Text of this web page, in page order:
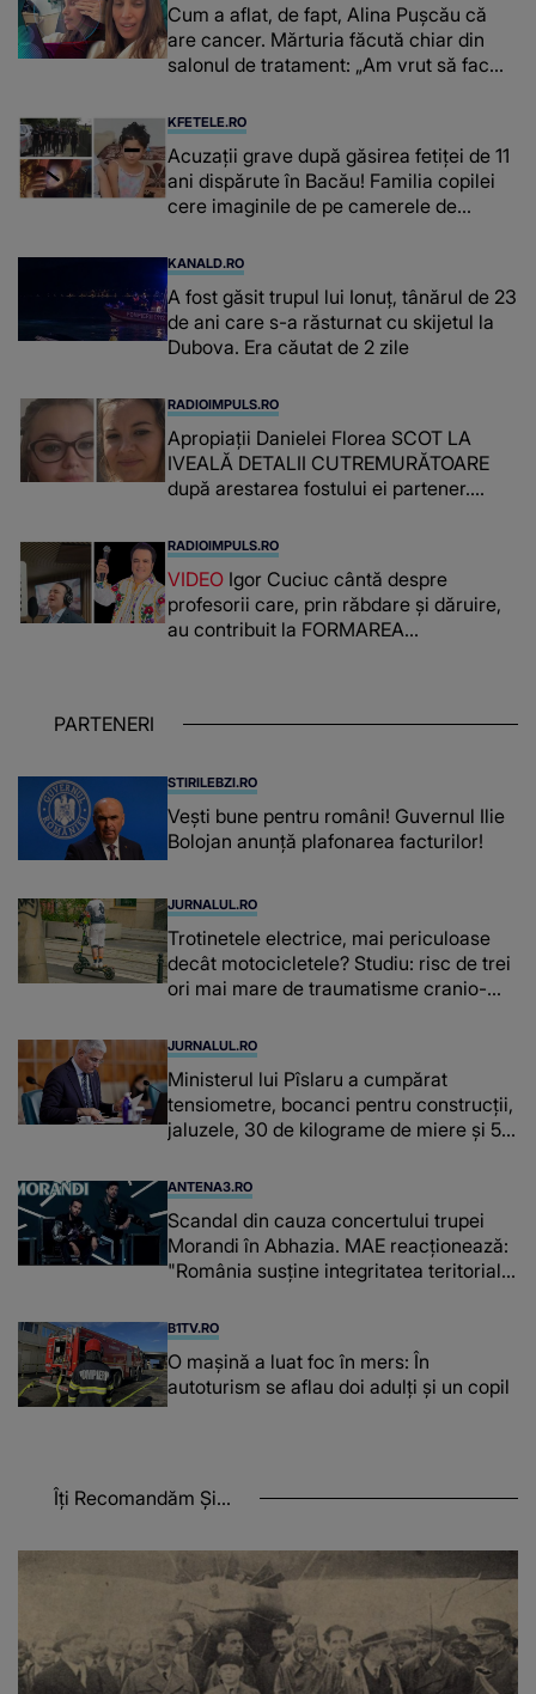
Cum a aflat, de fapt, Alina Pușcău că
are cancer. Mărturia făcută chiar din
salonul de tratament: „Am vrut să fac
înțepe sânul”
KFETELE.RO
Acuzații grave după găsirea fetiței de 11
ani dispărute în Bacău! Familia copilei
cere imaginile de pe camerele de
mea...”
KANALD.RO
A fost găsit trupul lui Ionuț, tânărul de 23
de ani care s-a răsturnat cu skijetul la
Dubova. Era căutat de 2 zile
RADIOIMPULS.RO
Apropiații Danielei Florea SCOT LA
IVEALĂ DETALII CUTREMURĂTOARE
după arestarea fostului ei partener.
românca ucisă în Italia și ascunsă în
lada unui pat: " Îmi pare rău că nu am
reușit să fac mai mult pentru ea și..."
RADIOIMPULS.RO
VIDEO Igor Cuciuc cântă despre
profesorii care, prin răbdare și dăruire,
au contribuit la FORMAREA
chiar și după trecerea anilor: "De
PARTENERI
STIRILEBZI.RO
Vești bune pentru români! Guvernul Ilie
Bolojan anunță plafonarea facturilor!
JURNALUL.RO
Trotinetele electrice, mai periculoase
decât motocicletele? Studiu: risc de trei
ori mai mare de traumatisme cranio-
JURNALUL.RO
Ministerul lui Pîslaru a cumpărat
tensiometre, bocanci pentru construcții,
jaluzele, 30 de kilograme de miere și 50
ANTENA3.RO
Scandal din cauza concertului trupei
Morandi în Abhazia. MAE reacționează:
"România susține integritatea teritorială
B1TV.RO
O maşină a luat foc în mers: În
autoturism se aflau doi adulți și un copil
Îți Recomandăm Și...